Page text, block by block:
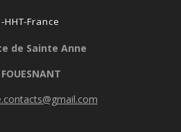
HHT-France
de Sainte Anne